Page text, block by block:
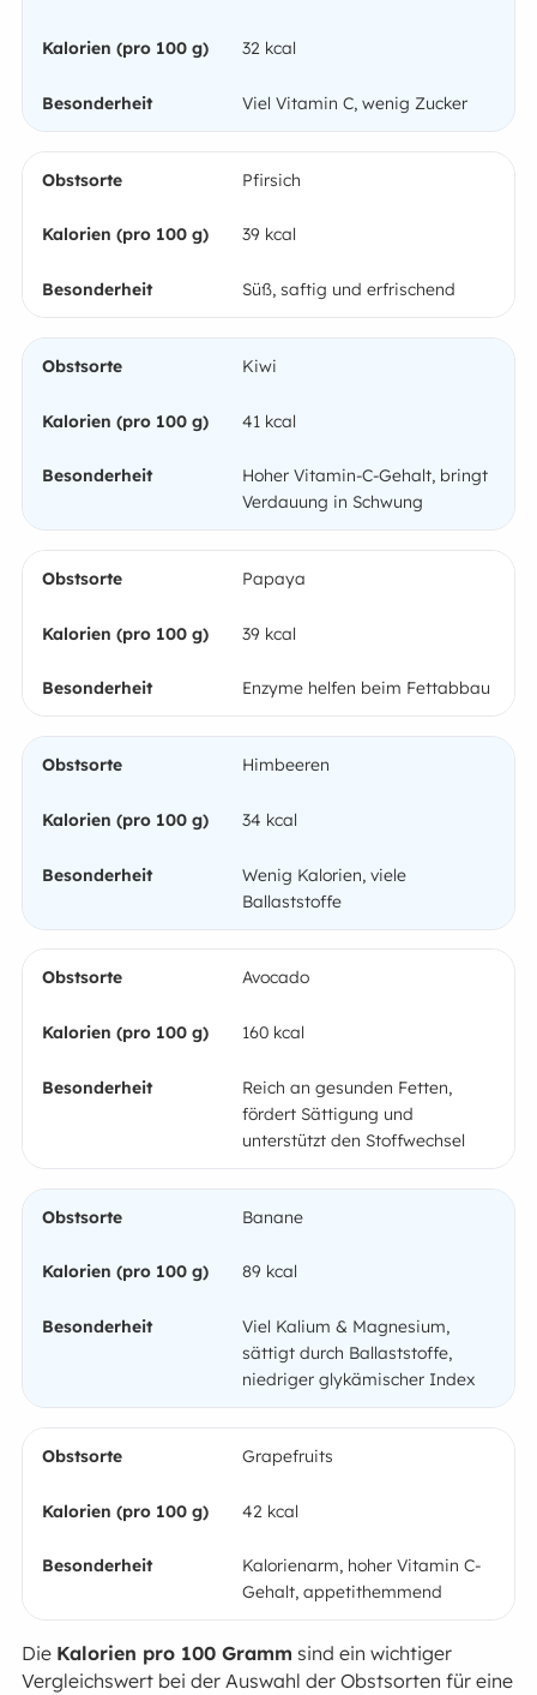
32 kcal
Viel Vitamin C, wenig Zucker
Pfirsich
39 kcal
Süß, saftig und erfrischend
Kiwi
41 kcal
Hoher Vitamin-C-Gehalt, bringt
Verdauung in Schwung
Papaya
39 kcal
Enzyme helfen beim Fettabbau
Himbeeren
34 kcal
Wenig Kalorien, viele
Ballaststoffe
Avocado
160 kcal
Reich an gesunden Fetten,
fördert Sättigung und
unterstützt den Stoffwechsel
Banane
89 kcal
Viel Kalium & Magnesium,
sättigt durch Ballaststoffe,
niedriger glykämischer Index
Grapefruits
42 kcal
Kalorienarm, hoher Vitamin C-
Gehalt, appetithemmend
Die Kalorien pro 100 Gramm sind ein wichtiger
Vergleichswert bei der Auswahl der Obstsorten für eine